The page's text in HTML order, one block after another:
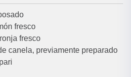
fresco
fresco
canela, previamente preparado